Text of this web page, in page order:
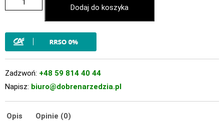
Dodaj do koszyka
Zadzwoń: +48 59 814 40 44
Napisz: biuro@dobrenarzedzia.pl
Opis Opinie (0)